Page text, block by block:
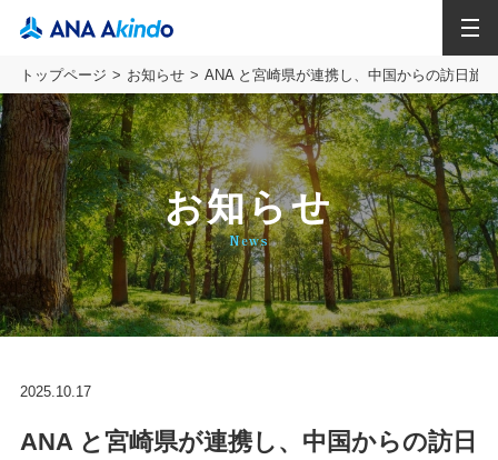
トップページ お知らせ ANA と宮崎県が連携し、中国からの訪日旅
お知らせ
News
2025.10.17
ANA と宮崎県が連携し、中国からの訪日